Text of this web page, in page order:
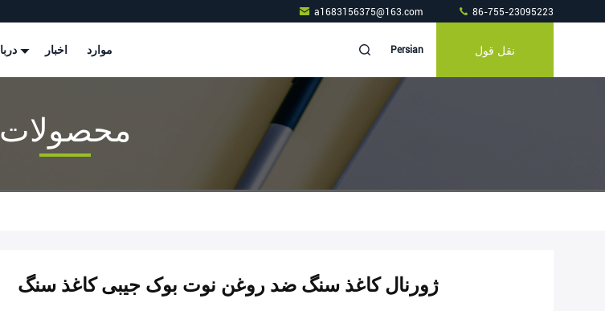
a1683156375@163.com 86-755-23095223
اخبار موارد Persian نقل قول
محصولات
ژورنال کاغذ سنگ ضد روغن نوت بوک جیبی کاغذ سنگ